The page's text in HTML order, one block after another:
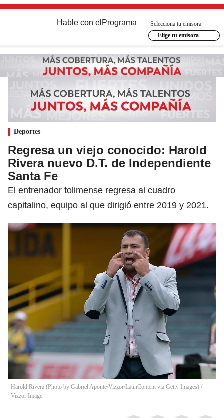
Hable con el Programa
Selecciona tu emisora
Elige tu emisora
Deportes
Regresa un viejo conocido: Harold
Rivera nuevo D.T. de Independiente
Santa Fe
El entrenador tolimense regresa al cuadro
capitalino, equipo al que dirigió entre 2019 y 2021.
Harold Rivera (Photo by Gabriel Aponte/Vizzor/LatinContent via Getty Images) /
Vizzor Image